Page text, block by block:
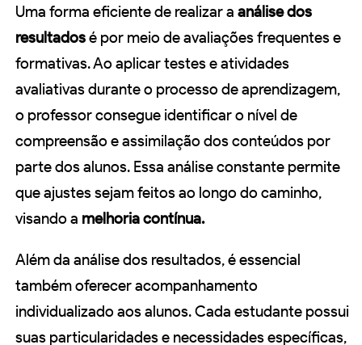
Uma forma eficiente de realizar a análise dos
resultadosé por meio de avaliações frequentes e
formativas. Ao aplicar testes e atividades
avaliativas durante o processo de aprendizagem,
o professor consegue identificar o nível de
compreensão e assimilação dos conteúdos por
parte dos alunos. Essa análise constante permite
que ajustes sejam feitos ao longo do caminho,
visando a melhoria contínua.
Além da análise dos resultados, é essencial
também oferecer acompanhamento
individualizado aos alunos. Cada estudante possui
suas particularidades e necessidades específicas,